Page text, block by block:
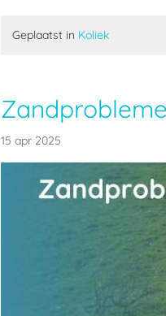
Geplaatst in Koliek
15 apr 2025